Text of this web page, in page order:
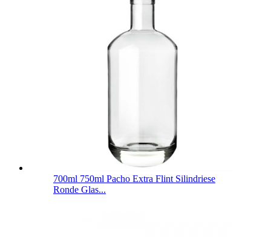
700ml 750ml Pacho Extra Flint Silindriese
Ronde Glas...